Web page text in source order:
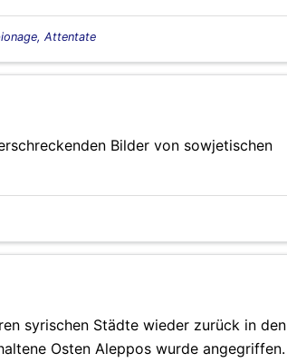
Attentate
Bilder von sowjetischen
syrischen Städte wieder zurück in den
Osten Aleppos wurde angegriffen.